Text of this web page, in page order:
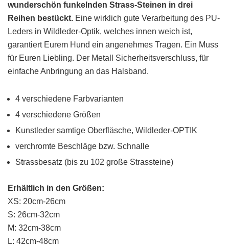
wunderschön funkelnden Strass-Steinen in drei
Reihen bestückt. Eine wirklich gute Verarbeitung des PU-
Leders in Wildleder-Optik, welches innen weich ist,
garantiert Eurem Hund ein angenehmes Tragen. Ein Muss
für Euren Liebling. Der Metall Sicherheitsverschluss, für
einfache Anbringung an das Halsband.
4 verschiedene Farbvarianten
4 verschiedene Größen
Kunstleder samtige Oberfläsche, Wildleder-OPTIK
verchromte Beschläge bzw. Schnalle
Strassbesatz (bis zu 102 große Strassteine)
Erhältlich in den Größen:
XS: 20cm-26cm
S: 26cm-32cm
M: 32cm-38cm
L: 42cm-48cm